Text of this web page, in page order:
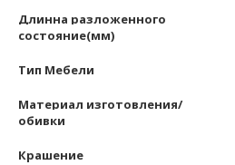
Длинна разложенного
состояние(мм)
Тип Мебели
Материал изготовления/
обивки
Крашение